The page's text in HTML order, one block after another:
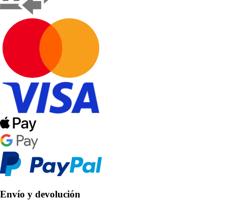
Envío y devolución